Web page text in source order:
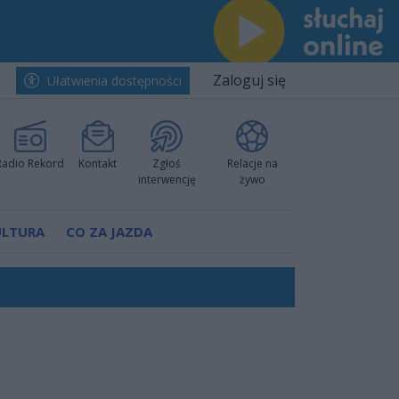
Ułatwienia dostępności Zaloguj się
Rekord Kontakt
Zgłoś
interwencję
Relacje na
żywo
CO ZA JAZDA